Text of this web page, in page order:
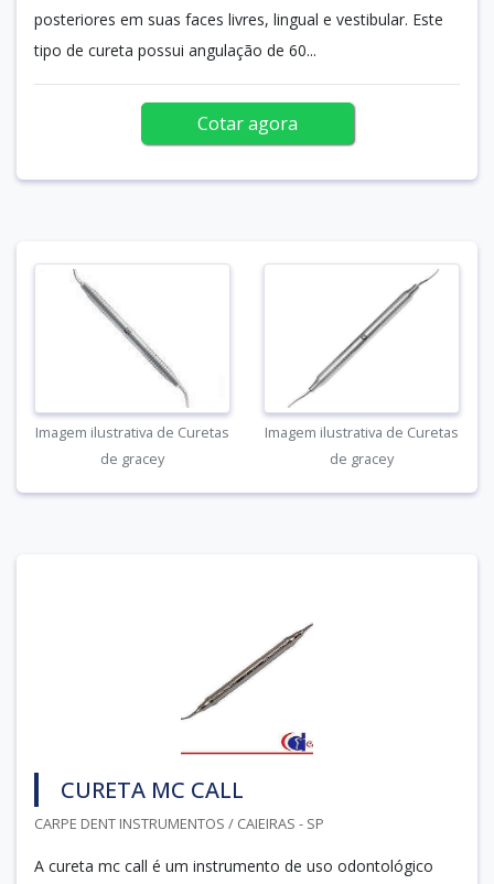
posteriores em suas faces livres, lingual e vestibular. Este
tipo de cureta possui angulação de 60...
Cotar agora
Imagem ilustrativa de Curetas
de gracey
Imagem ilustrativa de Curetas
de gracey
CURETA MC CALL
CARPE DENT INSTRUMENTOS / CAIEIRAS - SP
A cureta mc call é um instrumento de uso odontológico